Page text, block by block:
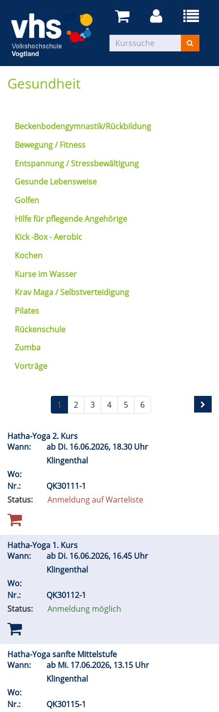
Gesundheit
Beckenbodengymnastik/Rückbildung
Bewegung / Fitness
Entspannung / Stressbewältigung
Gesunde Lebensweise
Golfen
Hilfe für pflegende Angehörige
Kick -Box - Aerobic
Kochen
Kurse im Wasser
Krav Maga / Selbstverteidigung
Pilates
Rückenschule
Zumba
Vorträge
1 2 3 4 5 6
Hatha-Yoga 2. Kurs
Wann:
ab Di. 16.06.2026, 18.30 Uhr
Klingenthal
Wo:
Nr.:
QK30111-1
Status:
Anmeldung auf Warteliste
Hatha-Yoga 1. Kurs
Wann:
ab Di. 16.06.2026, 16.45 Uhr
Klingenthal
Wo:
Nr.:
QK30112-1
Status:
Anmeldung möglich
Hatha-Yoga sanfte Mittelstufe
Wann:
ab Mi. 17.06.2026, 13.15 Uhr
Klingenthal
Wo:
Nr.:
QK30115-1